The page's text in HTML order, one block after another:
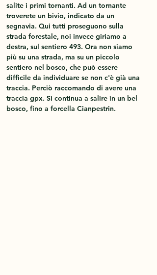
salite i primi tornanti. Ad un tornante
troverete un bivio, indicato da un
segnavia. Qui tutti proseguono sulla
strada forestale, noi invece giriamo a
destra, sul sentiero 493. Ora non siamo
più su una strada, ma su un piccolo
sentiero nel bosco, che può essere
difficile da individuare se non c'è già una
traccia. Perciò raccomando di avere una
traccia gpx. Si continua a salire in un bel
bosco, fino a forcella Cianpestrin.